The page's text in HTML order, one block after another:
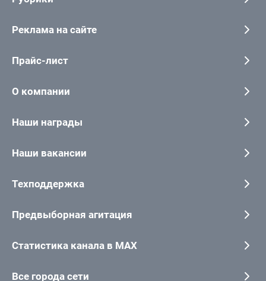
Реклама на сайте
Прайс-лист
О компании
Наши награды
Наши вакансии
Техподдержка
Предвыборная агитация
Статистика канала в MAX
Все города сети